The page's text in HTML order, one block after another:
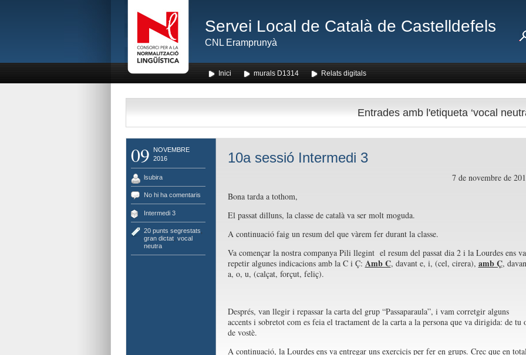
Servei Local de Català de Castelldefels
CNL Eramprunyà
Inici murals D1314 Relats digitals
Entrades amb l'etiqueta ‘vocal
09
NOVEMBRE
2016
lsubira
No hi ha comentaris
Intermedi 3
20 punts segrestats
gran dictat, vocal
neutra
10a sessió Intermedi 3
7 de novembre de
Bona tarda a tothom,
El passat dilluns, la classe de català va ser molt moguda.
A continuació faig un resum del que vàrem fer durant la classe.
Va començar la nostra companya Pili llegint el resum del passat dia 2 i la Lourdes ens va
repetir algunes indicacions amb la C i Ç: Amb C, davant e, i, (cel, cirera), amb Ç,
a, o, u, (calçat, forçut, feliç).
Després, van llegir i repassar la carta del grup “Passaparaula”, i vam corretgir alguns
accents i sobretot com es feia el tractament de la carta a la persona que va dirigida: de tu
de vostè.
A continuació, la Lourdes ens va entregar uns exercicis per fer en grups. Crec que en